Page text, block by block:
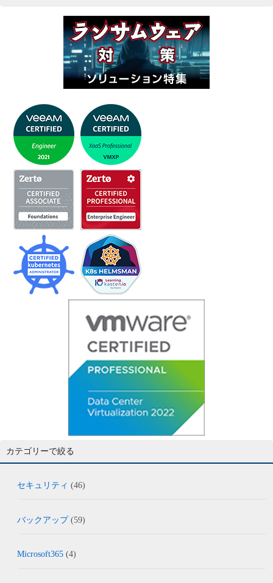
カテゴリーで絞る
セキュリティ (46)
バックアップ(59)
Microsoft365 (4)